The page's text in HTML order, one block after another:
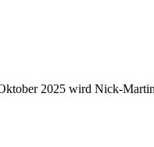
2025 wird Nick-